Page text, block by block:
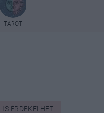
TAROT
IS ÉRDEKELHET